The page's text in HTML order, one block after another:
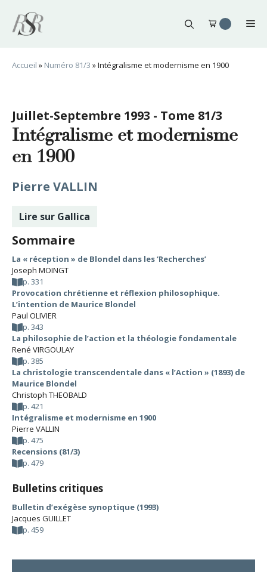
contenu
Accueil » Numéro 81/3 »Intégralisme et modernisme en 1900
Juillet-Septembre 1993 - Tome 81/3
Intégralisme et modernisme
en 1900
Pierre VALLIN
Lire sur Gallica
Sommaire
La « réception » de Blondel dans les ‘Recherches’
Joseph MOINGT
p. 331
Provocation chrétienne et réflexion philosophique.
L’intention de Maurice Blondel
Paul OLIVIER
p. 343
La philosophie de l’action et la théologie fondamentale
René VIRGOULAY
p. 385
La christologie transcendentale dans « l’Action » (1893) de
Maurice Blondel
Christoph THEOBALD
p. 421
Intégralisme et modernisme en 1900
Pierre VALLIN
p. 475
Recensions (81/3)
p. 479
Bulletins critiques
Bulletin d’exégèse synoptique (1993)
Jacques GUILLET
p. 459